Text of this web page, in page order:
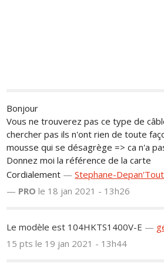
Bonjour
Vous ne trouverez pas ce type de
chercher pas ils n'ont rien de toute
mousse qui se désagrège => ca n'a
Donnez moi la référence de la carte
Cordialement —Stephane-
— PRO le 18 jan 2021 - 13h26
Le modèle est 104HKTS1400V-E —
15 ptsle 19 jan 2021 - 13h44